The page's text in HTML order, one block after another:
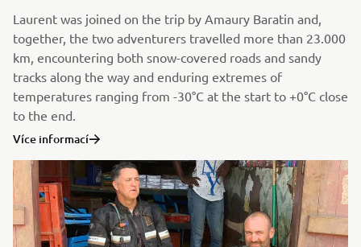
Laurent was joined on the trip by Amaury Baratin and,
together, the two adventurers travelled more than 23.000
km, encountering both snow-covered roads and sandy
tracks along the way and enduring extremes of
temperatures ranging from -30°C at the start to +0°C close
to the end.
Více informací